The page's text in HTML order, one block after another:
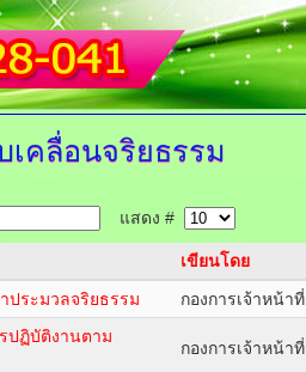
เคลื่อนจริยธรรม
แสดง #
เขียนโดย
ประมวลจริยธรรม กองการเจ้าหน้าที่
ปฏิบัติงานตาม
กองการเจ้าหน้าที่